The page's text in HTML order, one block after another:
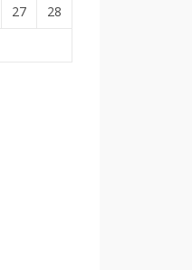
27
28